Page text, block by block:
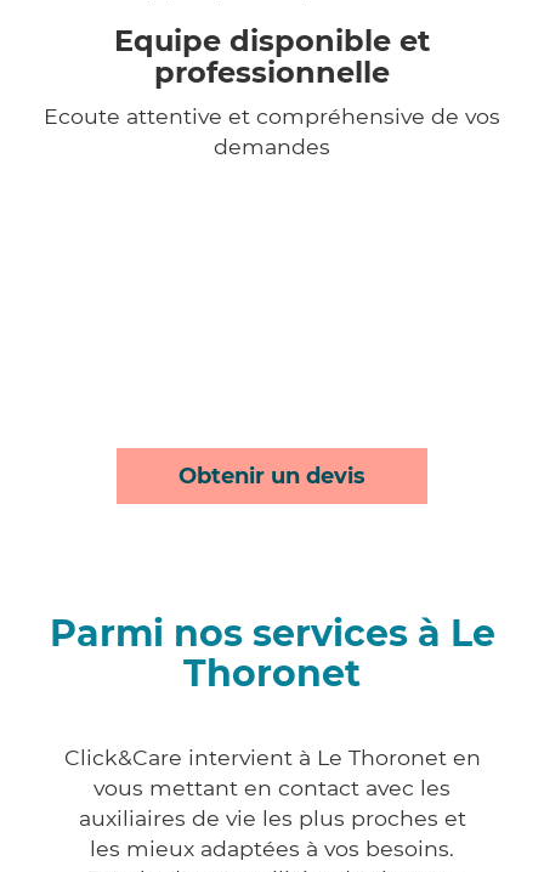
Equipe disponible et
professionnelle
Ecoute attentive et compréhensive de vos
demandes
Obtenir un devis
Parmi nos services à Le
Thoronet
Click&Care intervient à Le Thoronet en
vous mettant en contact avec les
auxiliaires de vie les plus proches et
les mieux adaptées à vos besoins.